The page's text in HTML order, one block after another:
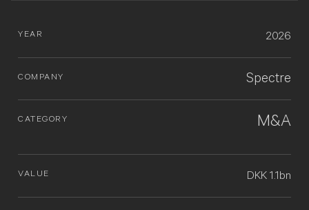
YEAR 2026
COMPANY Spectre
CATEGORY M&A
VALUE DKK 1.1bn